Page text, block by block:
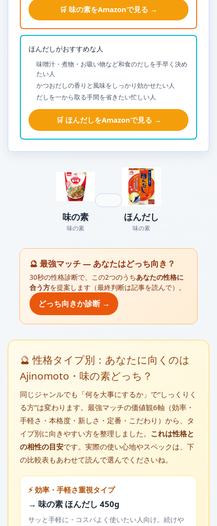
🛒 味の素をAmazonで見る →
ほんだしがおすすめな人
味噌汁・煮物・お吸い物など和食のだしを手早く決め
たい人
かつおだしの香りと風味をしっかり効かせたい人
だしを一から取る手間を省きたい忙しい人
🛒 ほんだしをAmazonで見る →
味の素
味の素
ほんだし
味の素
🔮 最強マッチ — あなたはどっち向き？
30秒の性格診断で、この2つのうちあなたの性格に
合う方を提案します（最終判断は記事を読んで）。
どっち向きか診断 →
🔮 性格タイプ別：あなたに向くのは
Ajinomoto・味の素どっち？
同じジャンルでも「何を大事にするか」で“しっくりく
る方”は変わります。最強マッチの価値観6軸（効率・
手軽さ・本格度・新しさ・定番・こだわり）から、タ
イプ別に向きやすい方を整理しました。 これは性格と
の相性の目安です。実際の使い心地やスペックは、下
の比較表もあわせて読んで選んでくださいね。
⚡ 効率・手軽さ重視タイプ
→ 味の素 ほんだし 450g
サッと手軽に・コスパよく使いたい人向け。続けや